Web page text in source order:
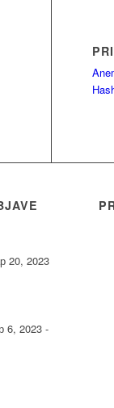
20, 2023
6, 2023 -